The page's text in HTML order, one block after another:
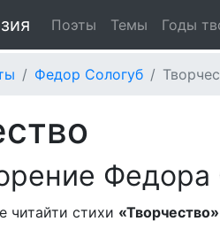
Поэты Темы Годы
Федор Сологуб
Федора
читайти стихи «Творчество»